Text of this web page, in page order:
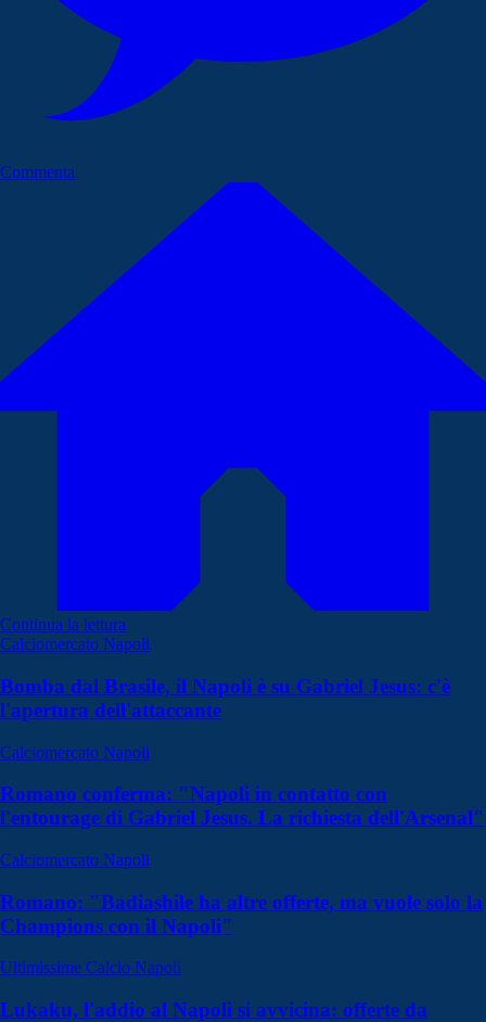
Commenta
Continua la lettura
Calciomercato Napoli
Bomba dal Brasile, il Napoli è su Gabriel Jesus: c'è
l'apertura dell'attaccante
Calciomercato Napoli
Romano conferma: "Napoli in contatto con
l'entourage di Gabriel Jesus. La richiesta dell'Arsenal"
Calciomercato Napoli
Romano: "Badiashile ha altre offerte, ma vuole solo la
Champions con il Napoli"
Ultimissime Calcio Napoli
Lukaku, l'addio al Napoli si avvicina: offerte da